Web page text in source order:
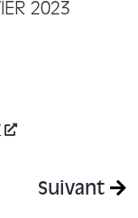
2023
Suivant